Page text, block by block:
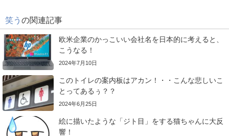
笑う の関連記事
欧米企業のかっこいい会社名を日本的に考えると、
こうなる！
2024年7月10日
このトイレの案内板はアカン！・・こんな悲しいこ
とってあるぅ？？
2024年6月25日
絵に描いたような「ジト目」をする猫ちゃんに大反
響！